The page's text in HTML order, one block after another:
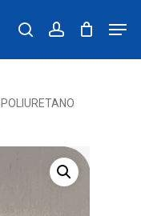
searchaccount
POLIURETANO